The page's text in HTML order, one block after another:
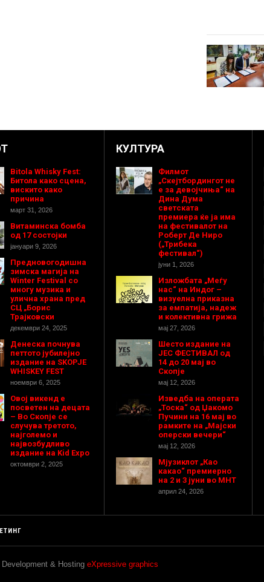
Bitola Whisky Fest:
Битола како сцена,
вискито како
причина
март 31, 2026
Витаминска бомба
од 17 состојки
јануари 9, 2026
Предновогодишнa
зимска магија на
Winter Festival со
многу музика и
улична храна пред
СЦ „Борис
Трајковски
декември 24, 2025
Денеска почнува
петтото јубилејно
издание на SKOPJE
WHISKEY FEST
ноември 6, 2025
Овој викенд е
посветен на децата
– Во Скопје се
случува третото,
најголемо и
највозбудливо
издание на Kid Expo
октомври 2, 2025
КУЛТУРА
Филмот
„Скејтбордингот не
е за девојчиња“ на
Дина Дума
светската
премиера ќе ја има
на фестивалот на
Роберт Де Ниро
(„Трибека
фестивал“)
јуни 1, 2026
Изложбата „Меѓу
нас“ на Индог –
визуелна приказна
за емпатија, надеж
и колективна грижа
мај 27, 2026
Шесто издание на
ЈЕС ФЕСТИВАЛ од
14 до 20 мај во
Скопје
мај 12, 2026
Изведба на операта
„Тоска“ од Џакомо
Пучини на 16 мај во
рамките на „Мајски
оперски вечери“
мај 12, 2026
Мјузиклот „Као
какао“ премиерно
на 2 и 3 јуни во МНТ
април 24, 2026
& Hosting eXpressive graphics